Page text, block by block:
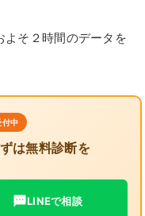
よそ２時間のデータを
中
は無料診断を
LINEで相談